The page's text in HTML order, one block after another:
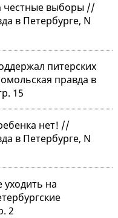
выборы //
в Петербурге, N
питерских
правда в
15
нет! //
в Петербурге, N
на
2